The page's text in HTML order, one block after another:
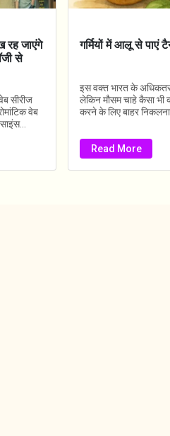
रह जाएंगे
से
सीरीज
वेब
गर्मियों में आलू से पाएं
इस वक्त भारत के अधिकतर
लेकिन मौसम चाहे कैसा भी
करने के लिए बाहर निकलना
Read More